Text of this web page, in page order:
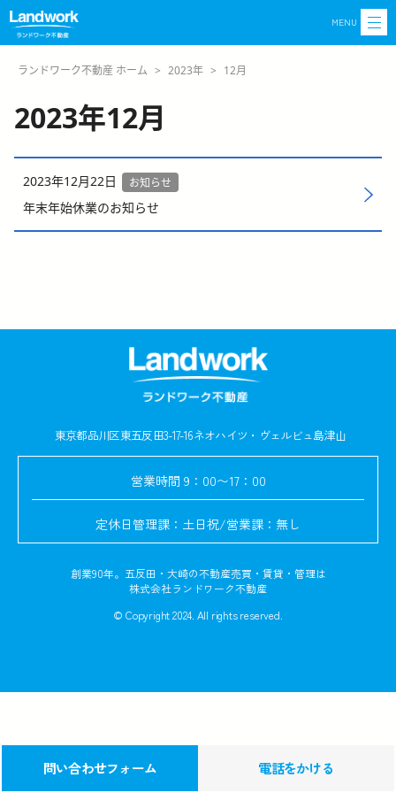
MENU
ランドワーク不動産 ホーム > 2023年 > 12月
2023年12月
2023年12月22日 お知らせ
年末年始休業のお知らせ
問い合わせフォーム 電話をかける
東京都品川区東五反田3-17-16ネオハイツ・ヴェルビュ島津山
営業時間 9：00〜17：00
定休日管理課：土日祝/営業課：無し
創業90年。五反田・大崎の不動産売買・賃貸・管理は
株式会社ランドワーク不動産
© Copyright 2024. All rights reserved.